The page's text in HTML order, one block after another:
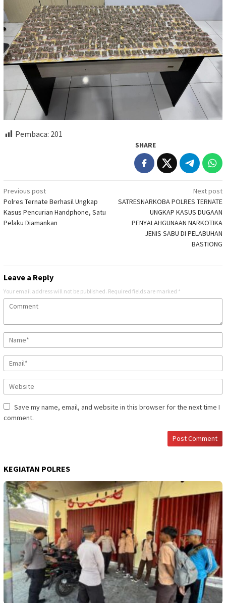
Pembaca: 201
SHARE
Post
navigation
Previous post
Polres Ternate Berhasil Ungkap
Kasus Pencurian Handphone, Satu
Pelaku Diamankan
Next post
SATRESNARKOBA POLRES TERNATE
UNGKAP KASUS DUGAAN
PENYALAHGUNAAN NARKOTIKA
JENIS SABU DI PELABUHAN
BASTIONG
Leave a Reply
Your email address will not be published. Required fields are marked *
Save my name, email, and website in this browser for the next time I
comment.
KEGIATAN POLRES